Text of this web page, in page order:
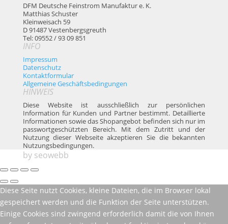
DFM Deutsche Feinstrom Manufaktur e. K.
Matthias Schuster
Kleinweisach 59
D 91487 Vestenbergsgreuth
Tel: 09552 / 93 09 851
INFO
Impressum
Datenschutz
Kontaktformular
Allgemeine Geschäftsbedingungen
HINWEIS
Diese Website ist ausschließlich zur persönlichen
Information für Kunden und Partner bestimmt. Detaillierte
Informationen sowie das Shopangebot befinden sich nur im
passwortgeschützten Bereich. Mit dem Zutritt und der
Nutzung dieser Webseite akzeptieren Sie die bekannten
Nutzungsbedingungen.
by seowebb
Diese Seite nutzt Cookies, kleine Dateien, die im Browser lokal
gespeichert werden und die Funktion der Seite unterstützen.
Einige Cookies sind zwingend erforderlich damit die von Ihnen